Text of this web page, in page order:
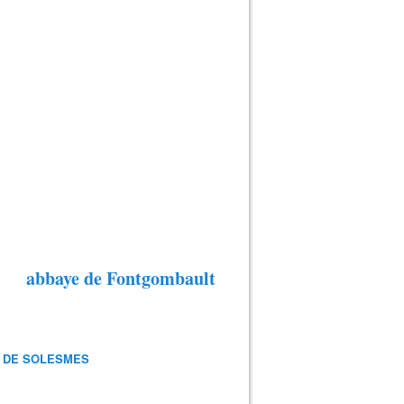
abbaye de Fontgombault
SOLESMES